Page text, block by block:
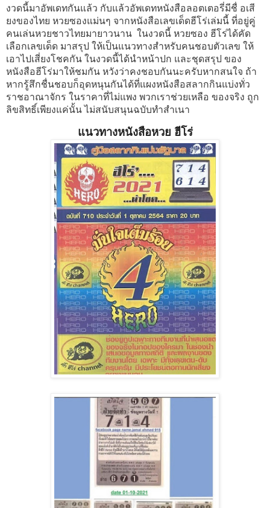
งวดนี้มาอัพเดทกันแล้ว กับแล้วอัพเดทหนังสือลอตเตอรี่มีชื่ อเสี
ยงของไทย หวยซองแม่นๆ จากหนังสือเลขเด็ดฮีโร่เล่มนี้ ที่อยู่คู่
คนเล่นหวยชาวไทยมายาวนาน ในงวดนี้ หวยซอง ฮีโร่ได้คัด
เลือกเลขเด็ด มาสรุป ให้เป็นแนวทางสำหรับคนชอบตัวเลข ให้
เอาไปเสี่ยงโชคกัน ในงวดนี้ได้นำหน้าปก และชุดสรุป ของ
หนังสือฮีโร่มาให้ชมกัน หวังว่าคงชอบกันนะครับหากสนใจ ถ้า
หากรู้สึกชื่นชอบก็อุดหนุนกันได้ที่แผงหนังสือสลากกินแบ่งทั่ว
ราชอาณาจักร ในราคาที่ไม่แพง พวกเราช่วยเหลือ ของจริง ถูก
ลิขสิทธิ์เพียงแค่นั้นไม่สนับสนุนฉบับทำสำเนา
แนวทางหนังสือหวย ฮีโร่